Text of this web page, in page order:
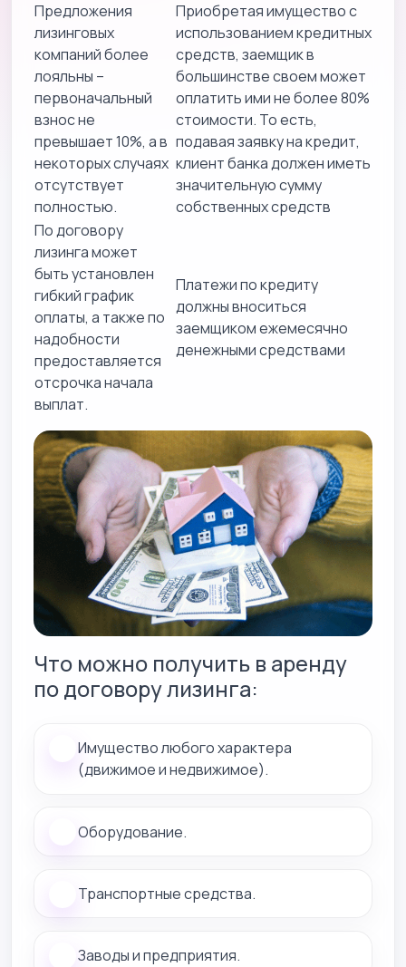
Предложения
лизинговых
компаний более
лояльны –
первоначальный
взнос не
превышает 10%, а в
некоторых случаях
отсутствует
полностью.
Приобретая имущество с
использованием кредитных
средств, заемщик в
большинстве своем может
оплатить ими не более 80%
стоимости. То есть,
подавая заявку на кредит,
клиент банка должен иметь
значительную сумму
собственных средств
По договору
лизинга может
быть установлен
гибкий график
оплаты, а также по
надобности
предоставляется
отсрочка начала
выплат.
Платежи по кредиту
должны вноситься
заемщиком ежемесячно
денежными средствами
Что можно получить в аренду
по договору лизинга:
Имущество любого характера
(движимое и недвижимое).
Оборудование.
Транспортные средства.
Заводы и предприятия.